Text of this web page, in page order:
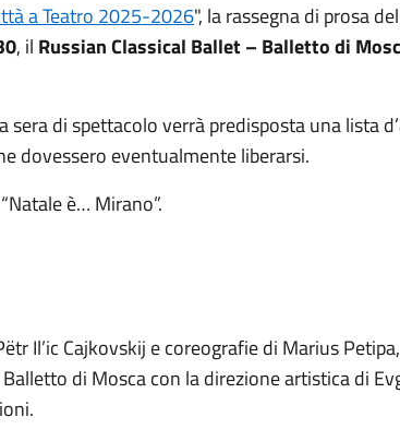
a Teatro 2025-2026", la rassegna di prosa
, il Russian Classical Ballet – Balletto di
sera di spettacolo verrà predisposta una lista
dovessero eventualmente liberarsi.
è… Mirano”.
Il’ic Cajkovskij e coreografie di Marius
Balletto di Mosca con la direzione artistica di